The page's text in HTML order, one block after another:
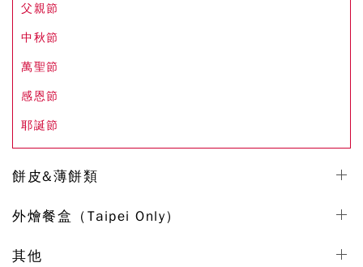
父親節
中秋節
萬聖節
感恩節
耶誕節
餅皮&薄餅類
外燴餐盒（Taipei Only）
其他